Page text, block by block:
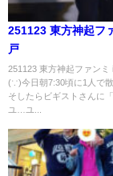
251123 東方神起フ
戸
251123 東方神起ファンミ
(∵)今日朝7:30頃に1人で散
そしたらビギストさんに
ユ…ユ...